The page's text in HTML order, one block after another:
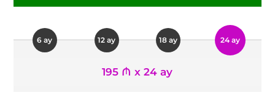
6 ay 12 ay 18 ay 24 ay
195 ₼ x 24 ay